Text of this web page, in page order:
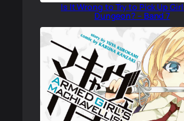
Is It Wrong to Try to Pick Up
Dungeon? – Band 7